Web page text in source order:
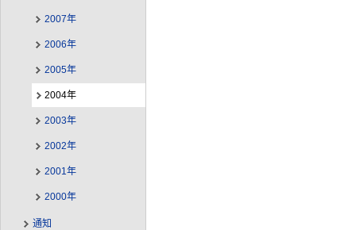
2007年
2006年
2005年
2004年
2003年
2002年
2001年
2000年
通知